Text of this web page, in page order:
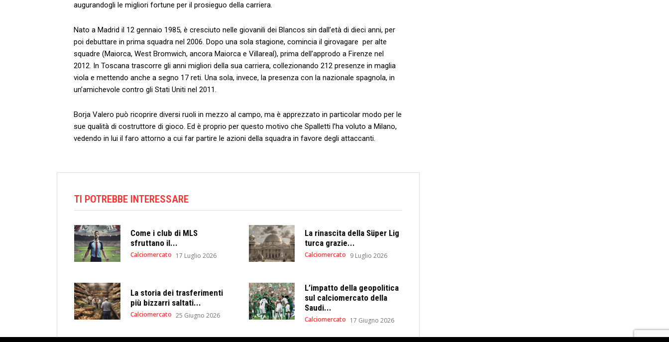
augurandogli le migliori fortune per il prosieguo della carriera.
Nato a Madrid il 12 gennaio 1985, è cresciuto nelle giovanili dei Blancos sin dall’età di dieci anni, per
poi debuttare in prima squadra nel 2006. Dopo una sola stagione, comincia il girovagare per alte
squadre (Maiorca, West Bromwich, ancora Maiorca e Villareal), prima dell’approdo a Firenze nel
2012. In Toscana trascorre gli anni migliori della sua carriera, collezionando 212 presenze in maglia
viola e mettendo anche a segno 17 reti. Una sola, invece, la presenza con la nazionale spagnola, in
un’amichevole contro gli Stati Uniti nel 2011.
Borja Valero può ricoprire diversi ruoli in mezzo al campo, ma è apprezzato in particolar modo per le
sue qualità di costruttore di gioco. Ed è proprio per questo motivo che Spalletti l’ha voluto a Milano,
vedendo in lui il faro attorno a cui far partire le azioni della squadra in favore degli attaccanti.
TI POTREBBE INTERESSARE
Come i club di MLS
sfruttano il...
Calciomercato 17 Luglio 2026
La rinascita della Süper Lig
turca grazie...
Calciomercato 9 Luglio 2026
La storia dei trasferimenti
più bizzarri saltati...
Calciomercato 25 Giugno 2026
L’impatto della geopolitica
sul calciomercato della
Saudi...
Calciomercato 17 Giugno 2026